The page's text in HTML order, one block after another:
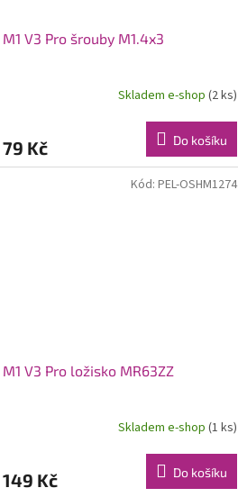
M1 V3 Pro šrouby M1.4x3
Skladem e-shop (2 ks)
79 Kč Do košíku
M1 V3 Pro ložisko MR63ZZ
Skladem e-shop (1 ks)
149 Kč Do košíku
Kód: PEL-OSHM1274